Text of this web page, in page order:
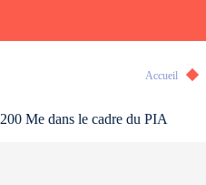
Accueil
200 Me dans le cadre du PIA